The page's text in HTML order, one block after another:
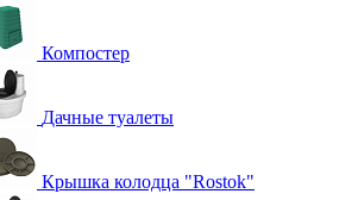
Компостер
Дачные туалеты
Крышка колодца "Rostok"